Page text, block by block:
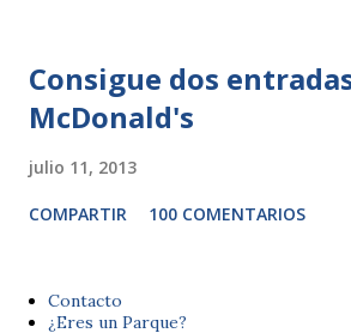
Consigue dos
McDonald's
julio 11, 2013
COMPARTIR 100 COMENTARIOS
Contacto
¿Eres un Parque?